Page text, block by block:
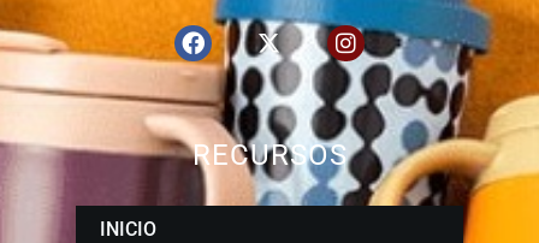
RECURSOS
INICIO